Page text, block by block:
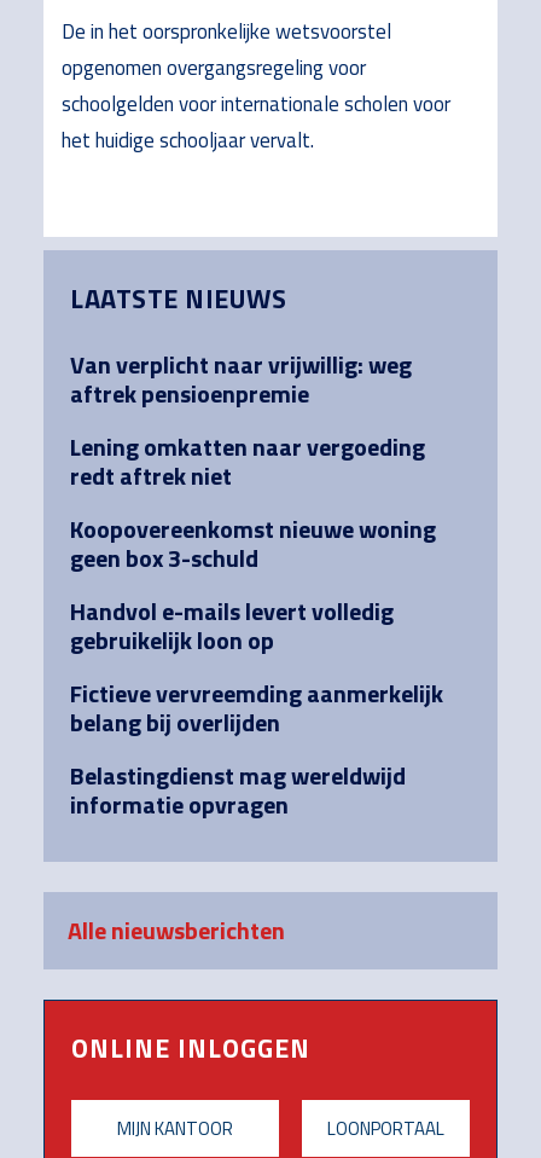
De in het oorspronkelijke wetsvoorstel
opgenomen overgangsregeling voor
schoolgelden voor internationale scholen voor
het huidige schooljaar vervalt.
Sidebar
LAATSTE NIEUWS
Van verplicht naar vrijwillig: weg
aftrek pensioenpremie
Lening omkatten naar vergoeding
redt aftrek niet
Koopovereenkomst nieuwe woning
geen box 3-schuld
Handvol e-mails levert volledig
gebruikelijk loon op
Fictieve vervreemding aanmerkelijk
belang bij overlijden
Belastingdienst mag wereldwijd
informatie opvragen
Alle nieuwsberichten
ONLINE INLOGGEN
MIJN KANTOOR LOONPORTAAL